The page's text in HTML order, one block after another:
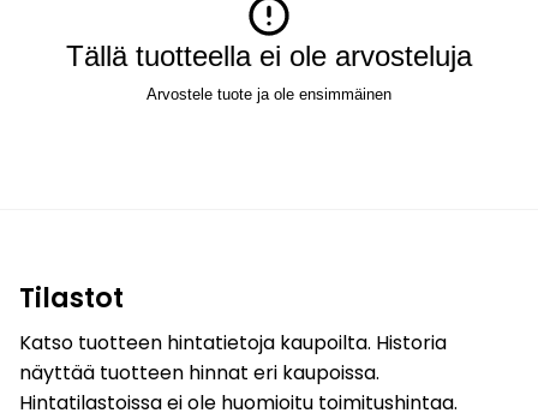
Tällä tuotteella ei ole arvosteluja
Arvostele tuote ja ole ensimmäinen
Tilastot
Katso tuotteen hintatietoja kaupoilta. Historia
näyttää tuotteen hinnat eri kaupoissa.
Hintatilastoissa ei ole huomioitu toimitushintaa.